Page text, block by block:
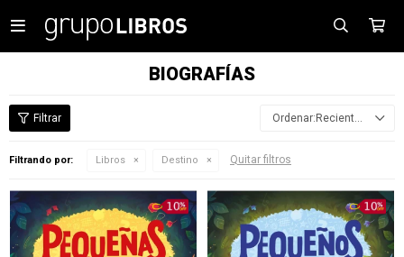

BIOGRAFÍAS
Recientes
Filtrando por: Libros Destino Quitar filtros